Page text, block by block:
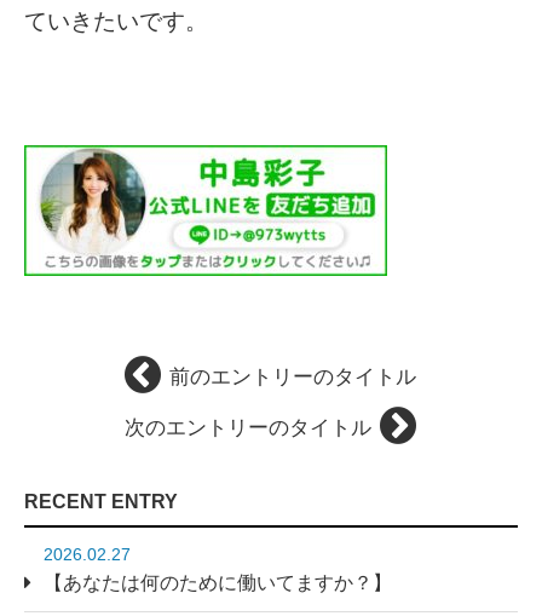
ていきたいです。
前のエントリーのタイトル
次のエントリーのタイトル
RECENT ENTRY
2026.02.27
【あなたは何のために働いてますか？】